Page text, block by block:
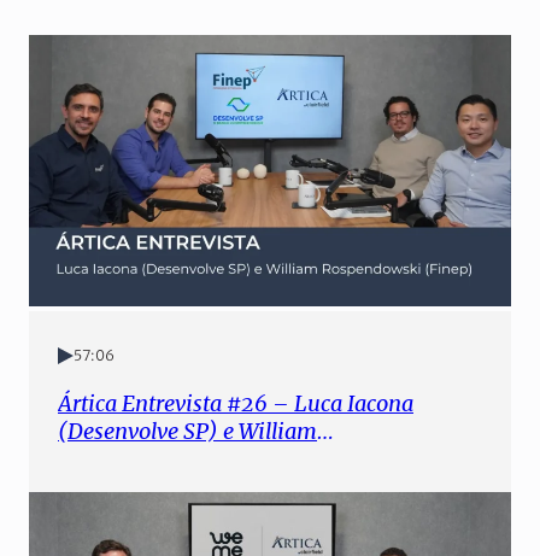
57:06
Ártica Entrevista #26 – Luca Iacona
(Desenvolve SP) e William